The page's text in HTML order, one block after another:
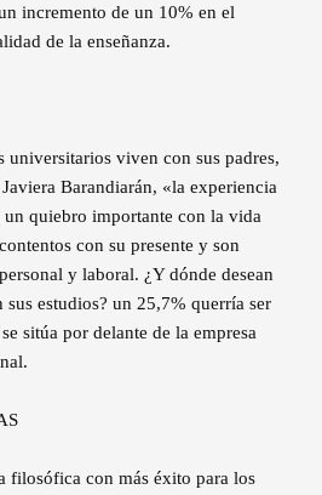
incremento de un 10% en el
de la enseñanza.
universitarios viven con sus padres,
Barandiarán, «la experiencia
quiebro importante con la vida
con su presente y son
y laboral. ¿Y dónde desean
estudios? un 25,7% querría ser
sitúa por delante de la empresa
filosófica con más éxito para los